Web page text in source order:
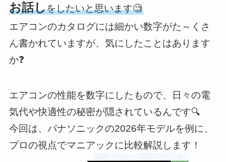
お話しをしたいと思います🧐
エアコンのカタログには細かい数字がた～くさ
ん書かれていますが、気にしたことはあります
か❓
エアコンの性能を数字にしたもので、日々の電
気代や快適性の秘密が隠されているんです🔍
今回は、パナソニックの2026年モデルを例に、
プロの視点でマニアックに比較解説します！